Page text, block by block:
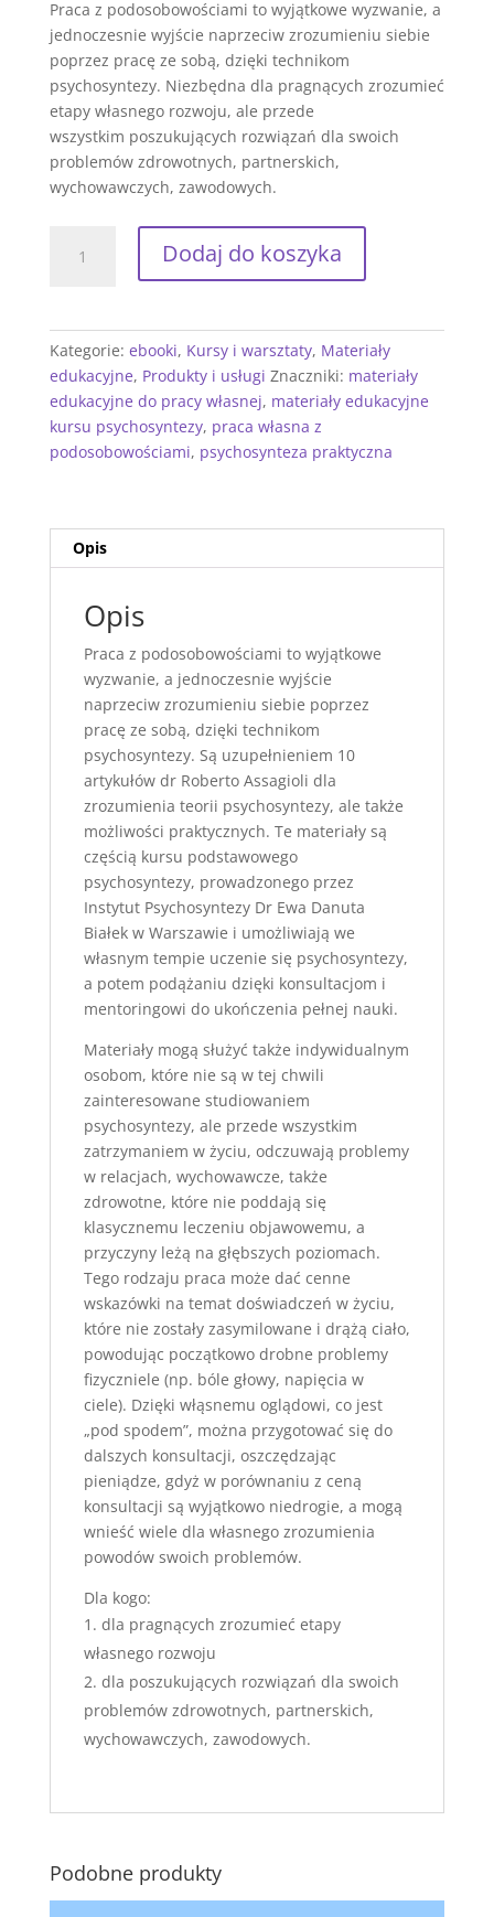
Praca z podosobowościami to wyjątkowe wyzwanie, a
jednoczesnie wyjście naprzeciw zrozumieniu siebie
poprzez pracę ze sobą, dzięki technikom
psychosyntezy. Niezbędna dla pragnących zrozumieć
etapy własnego rozwoju, ale przede
wszystkim poszukujących rozwiązań dla swoich
problemów zdrowotnych, partnerskich,
wychowawczych, zawodowych.
PODOSOBOWOŚCI.
pracy
własnej
Dodaj do koszyka
Kategorie: ebooki, Kursy i warsztaty, Materiały
edukacyjne, Produkty i usługi Znaczniki: materiały
edukacyjne do pracy własnej, materiały edukacyjne
kursu psychosyntezy, praca własna z
podosobowościami, psychosynteza praktyczna
Opis
Opis
Praca z podosobowościami to wyjątkowe
wyzwanie, a jednoczesnie wyjście
naprzeciw zrozumieniu siebie poprzez
pracę ze sobą, dzięki technikom
psychosyntezy. Są uzupełnieniem 10
artykułów dr Roberto Assagioli dla
zrozumienia teorii psychosyntezy, ale także
możliwości praktycznych. Te materiały są
częścią kursu podstawowego
psychosyntezy, prowadzonego przez
Instytut Psychosyntezy Dr Ewa Danuta
Białek w Warszawie i umożliwiają we
własnym tempie uczenie się psychosyntezy,
a potem podążaniu dzięki konsultacjom i
mentoringowi do ukończenia pełnej nauki.
Materiały mogą służyć także indywidualnym
osobom, które nie są w tej chwili
zainteresowane studiowaniem
psychosyntezy, ale przede wszystkim
zatrzymaniem w życiu, odczuwają problemy
w relacjach, wychowawcze, także
zdrowotne, które nie poddają się
klasycznemu leczeniu objawowemu, a
przyczyny leżą na głębszych poziomach.
Tego rodzaju praca może dać cenne
wskazówki na temat doświadczeń w życiu,
które nie zostały zasymilowane i drążą ciało,
powodując początkowo drobne problemy
fizyczniele (np. bóle głowy, napięcia w
ciele). Dzięki włąsnemu oglądowi, co jest
„pod spodem”, można przygotować się do
dalszych konsultacji, oszczędzając
pieniądze, gdyż w porównaniu z ceną
konsultacji są wyjątkowo niedrogie, a mogą
wnieść wiele dla własnego zrozumienia
powodów swoich problemów.
Dla kogo:
dla pragnących zrozumieć etapy
własnego rozwoju
dla poszukujących rozwiązań dla swoich
problemów zdrowotnych, partnerskich,
wychowawczych, zawodowych.
Podobne produkty